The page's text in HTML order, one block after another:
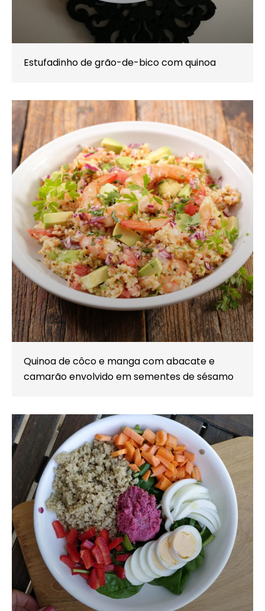
Estufadinho de grão-de-bico com quinoa
Quinoa de côco e manga com abacate e
camarão envolvido em sementes de sésamo